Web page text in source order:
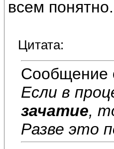
всем понятно.
Цитата:
Сообщение
Если в
зачатие,
Разве это